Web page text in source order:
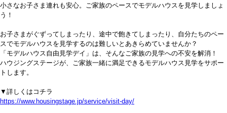
小さなお子さま連れも安心。ご家族のペースでモデルハウスを見学しましょ
う！
お子さまがぐずってしまったり、途中で飽きてしまったり、自分たちのペー
スでモデルハウスを見学するのは難しいとあきらめていませんか？
「モデルハウス自由見学デイ」は、そんなご家族の見学への不安を解消！
ハウジングステージが、ご家族一緒に満足できるモデルハウス見学をサポー
トします。
▼詳しくはコチラ
https://www.housingstage.jp/service/visit-day/